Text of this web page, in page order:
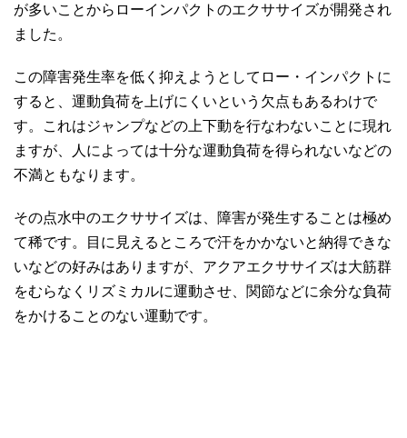
が多いことからローインパクトのエクササイズが開発され
ました。
この障害発生率を低く抑えようとしてロー・インパクトに
すると、運動負荷を上げにくいという欠点もあるわけで
す。これはジャンプなどの上下動を行なわないことに現れ
ますが、人によっては十分な運動負荷を得られないなどの
不満ともなります。
その点水中のエクササイズは、障害が発生することは極め
て稀です。目に見えるところで汗をかかないと納得できな
いなどの好みはありますが、アクアエクササイズは大筋群
をむらなくリズミカルに運動させ、関節などに余分な負荷
をかけることのない運動です。